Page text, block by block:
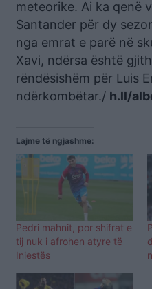
meteorike. Ai ka qenë
Santander për dy
nga emrat e parë në
Xavi, ndërsa është
rëndësishëm për Luis
ndërkombëtar./ h.ll/
Lajme të ngjashme:
Pedri mahnit, por shifrat e
tij nuk i afrohen atyre të
Iniestës